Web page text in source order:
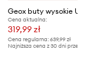
Cena aktualna:
319,99 zł
Cena regularna: 639,99 zł
Najniższa cena z 30 dni przed obniżką: